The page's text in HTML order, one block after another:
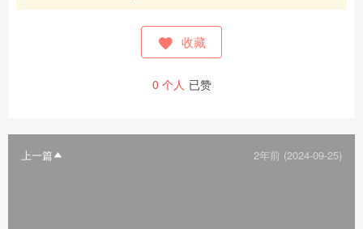
收藏
0 个人 已赞
上一篇 2年前 (2024-09-25)